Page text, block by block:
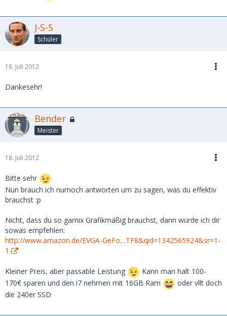
J-S-S
Schüler
18. Juli 2012
Dankesehr!
Bender
Meister
18. Juli 2012
Bitte sehr
Nun brauch ich nurnoch antworten um zu sagen, was du effektiv
brauchst :p
Nicht, dass du so garnix Grafikmäßig brauchst, dann würde ich dir
sowas empfehlen:
http://www.amazon.de/EVGA-GeFo…TF8&qid=1342565924&sr=1-
1
Kleiner Preis, aber passable Leistung
Kann man halt 100-
170€ sparen und den i7 nehmen mit 16GB Ram
oder vllt doch
die 240er SSD